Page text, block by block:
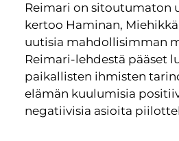
Reimari on sitoutumaton
kertoo Haminan,
uutisia mahdollisimman
Reimari-lehdestä pääset
paikallisten ihmisten
elämän kuulumisia
negatiivisia asioita